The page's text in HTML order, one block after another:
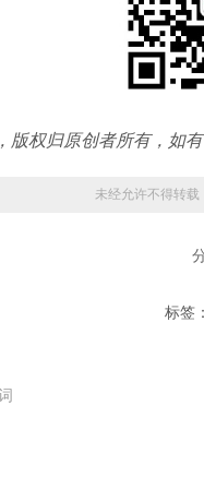
版权归原创者所有，如
未经允许不得转载
标签